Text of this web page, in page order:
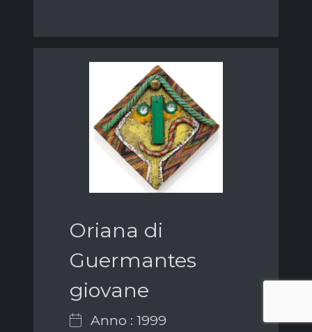
Oriana di
Guermantes
giovane
Anno : 1999